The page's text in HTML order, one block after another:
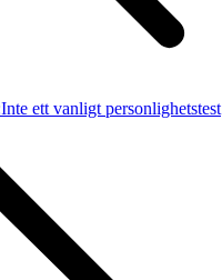
Inte ett vanligt personlighetstest